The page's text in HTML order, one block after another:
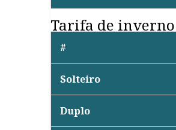
Tarifa de inverno
#
Solteiro
Duplo